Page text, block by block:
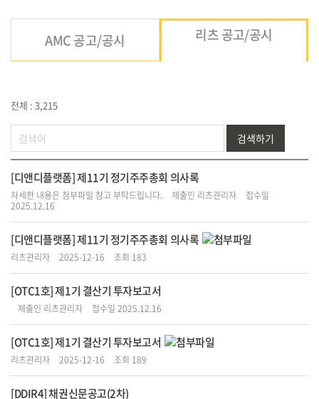
AMC 공고/공시 리츠 공고/공시
전체 : 3,215
검색하기
[디앤디플랫폼] 제11기 정기주주총회 의사록
자세한 내용은 첨부파일 참고 부탁드립니다. 제출인 리츠관리자
접수일
2025.12.16
[디앤디플랫폼] 제11기 정기주주총회 의사록
리츠관리자 2025-12-16 조회 183
[OTC1호] 제1기 결산기 투자보고서
제출인 리츠관리자 접수일 2025.12.16
[OTC1호] 제1기 결산기 투자보고서
리츠관리자 2025-12-16 조회 189
[DDIR4] 채권신문공고(2차)